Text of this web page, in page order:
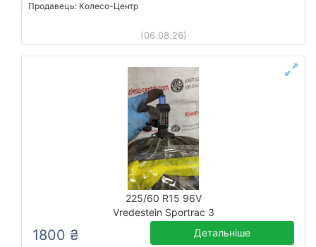
Продавець: Колесо-Центр
(06.08.26)
225/60 R15 96V
Vredestein Sportrac 3
1800 ₴ Детальніше